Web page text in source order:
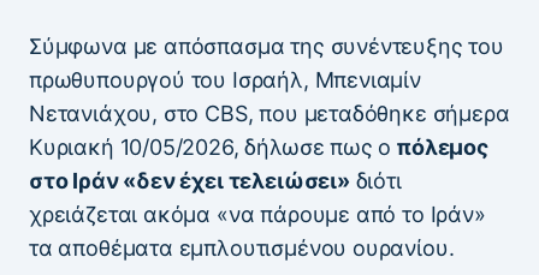
Σύμφωνα με απόσπασμα της συνέντευξης του
πρωθυπουργού του Ισραήλ, Μπενιαμίν
Νετανιάχου, στο CBS, που μεταδόθηκε σήμερα
Κυριακή 10/05/2026, δήλωσε πως ο πόλεμος
στο Ιράν «δεν έχει τελειώσει»διότι
χρειάζεται ακόμα «να πάρουμε από το Ιράν»
τα αποθέματα εμπλουτισμένου ουρανίου.